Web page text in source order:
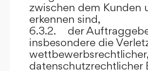
zwischen dem Kunden
erkennen sind,
6.3.2. der
insbesondere die
datenschutzrechtlicher